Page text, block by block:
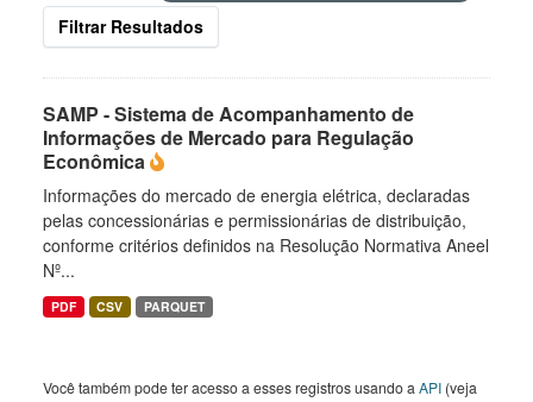
Filtrar Resultados
SAMP - Sistema de Acompanhamento de
Informações de Mercado para Regulação
Econômica
Informações do mercado de energia elétrica, declaradas
pelas concessionárias e permissionárias de distribuição,
conforme critérios definidos na Resolução Normativa Aneel
Nº...
PDF CSV PARQUET
Você também pode ter acesso a esses registros usando a API (veja